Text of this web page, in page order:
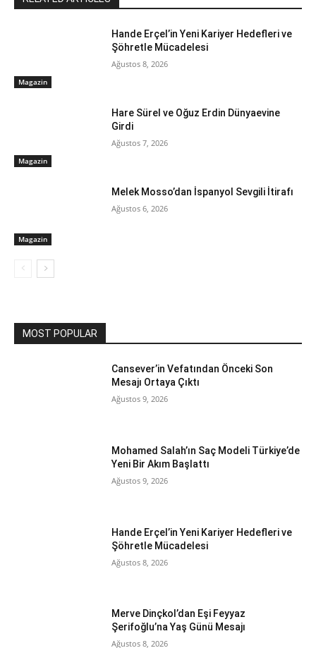
Magazin
Hande Erçel’in Yeni Kariyer Hedefleri ve
Şöhretle Mücadelesi
Ağustos 8, 2026
Magazin
Hare Sürel ve Oğuz Erdin Dünyaevine
Girdi
Ağustos 7, 2026
Magazin
Melek Mosso’dan İspanyol Sevgili İtirafı
Ağustos 6, 2026
MOST POPULAR
Cansever’in Vefatından Önceki Son
Mesajı Ortaya Çıktı
Ağustos 9, 2026
Mohamed Salah’ın Saç Modeli Türkiye’de
Yeni Bir Akım Başlattı
Ağustos 9, 2026
Hande Erçel’in Yeni Kariyer Hedefleri ve
Şöhretle Mücadelesi
Ağustos 8, 2026
Merve Dinçkol’dan Eşi Feyyaz
Şerifoğlu’na Yaş Günü Mesajı
Ağustos 8, 2026